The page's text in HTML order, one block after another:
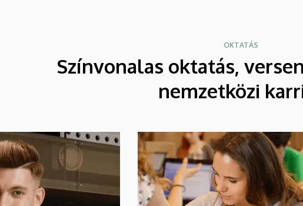
OKTATÁS
Színvonalas oktatás,
nemzetközi